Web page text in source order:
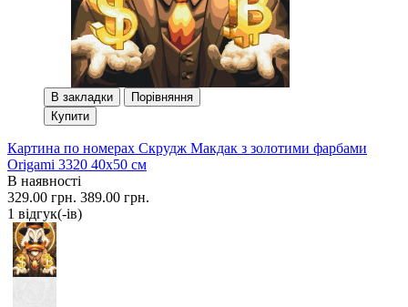
В закладки
Порівняння
Купити
Картина по номерах Скрудж Макдак з золотими фарбами
Origami 3320 40x50 см
В наявності
329.00 грн. 389.00 грн.
1 вiдгук(-iв)